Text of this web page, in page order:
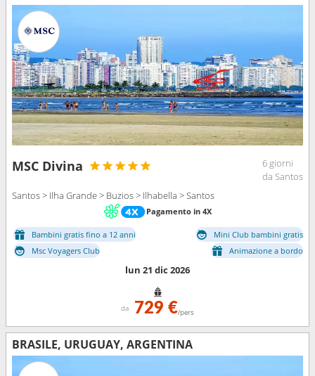
MSC Divina
6 giorni
da Santos
Santos > Ilha Grande > Buzios > Ilhabella > Santos
Pagamento in 4X
Bambini gratis fino a 12 anni
Mini Club bambini gratis
Msc Voyagers Club
Animazione a bordo
lun 21 dic 2026
da 729 €/pers
BRASILE, URUGUAY, ARGENTINA